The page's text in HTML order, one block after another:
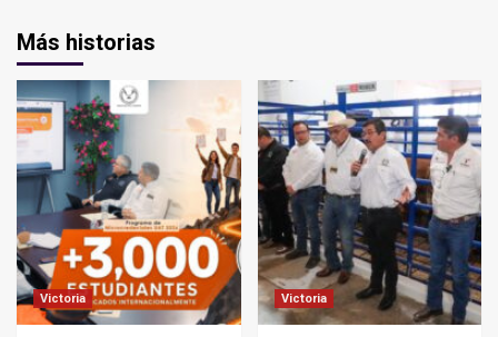
Más historias
Victoria Victoria